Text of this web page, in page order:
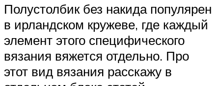
Полустолбик без накида популярен
в ирландском кружеве, где каждый
элемент этого специфического
вязания вяжется отдельно. Про
этот вид вязания расскажу в